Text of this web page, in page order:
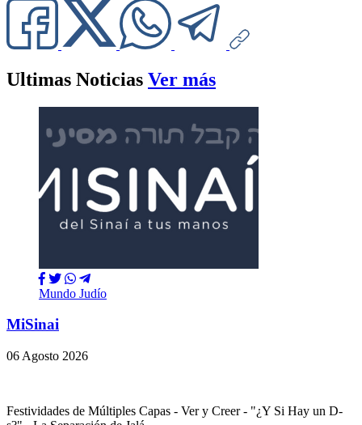
Ultimas Noticias Ver más
Mundo Judío
MiSinai
06 Agosto 2026
Festividades de Múltiples Capas - Ver y Creer - "¿Y Si Hay un D-